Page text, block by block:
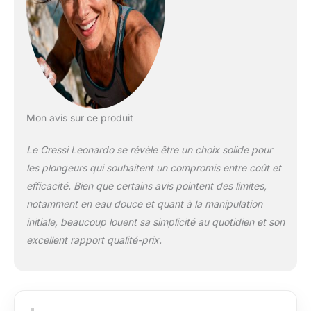
Ordinateur doté des
données de plongée
Possibilité d'effectuer
une plongée au
Nitrox après celle
Mon avis sur ce produit
Le Cressi Leonardo se révèle être un choix solide pour
les plongeurs qui souhaitent un compromis entre coût et
efficacité. Bien que certains avis pointent des limites,
notamment en eau douce et quant à la manipulation
initiale, beaucoup louent sa simplicité au quotidien et son
excellent rapport qualité-prix.